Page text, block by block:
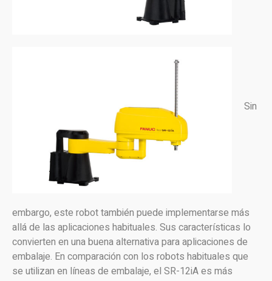
Sin
embargo, este robot también puede implementarse más
allá de las aplicaciones habituales. Sus características lo
convierten en una buena alternativa para aplicaciones de
embalaje. En comparación con los robots habituales que
se utilizan en líneas de embalaje, el SR-12iA es más